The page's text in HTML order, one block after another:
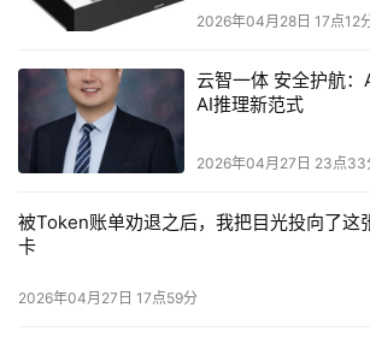
2026年04月28日 17点12
云智一体 安全护航
AI推理新范式
2026年04月27日 23点33
被Token账单劝退之后，我把目光投向了这
卡
2026年04月27日 17点59分